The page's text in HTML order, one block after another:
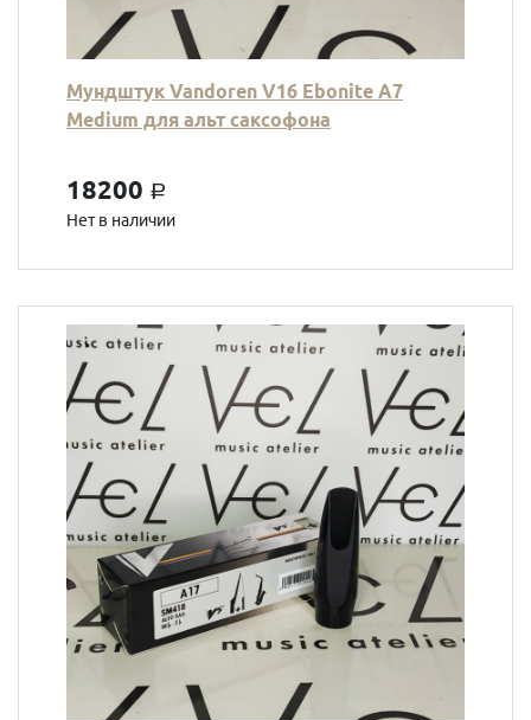
Мундштук Vandoren V16 Ebonite A7
Medium для альт саксофона
18200 a
Нет в наличии